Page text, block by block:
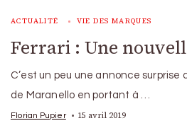
ACTUALITÉ VIE DES MARQUES
Ferrari : Une
C’est un peu une annonce surprise
de Maranello en portant à …
Florian Pupier 15 avril 2019